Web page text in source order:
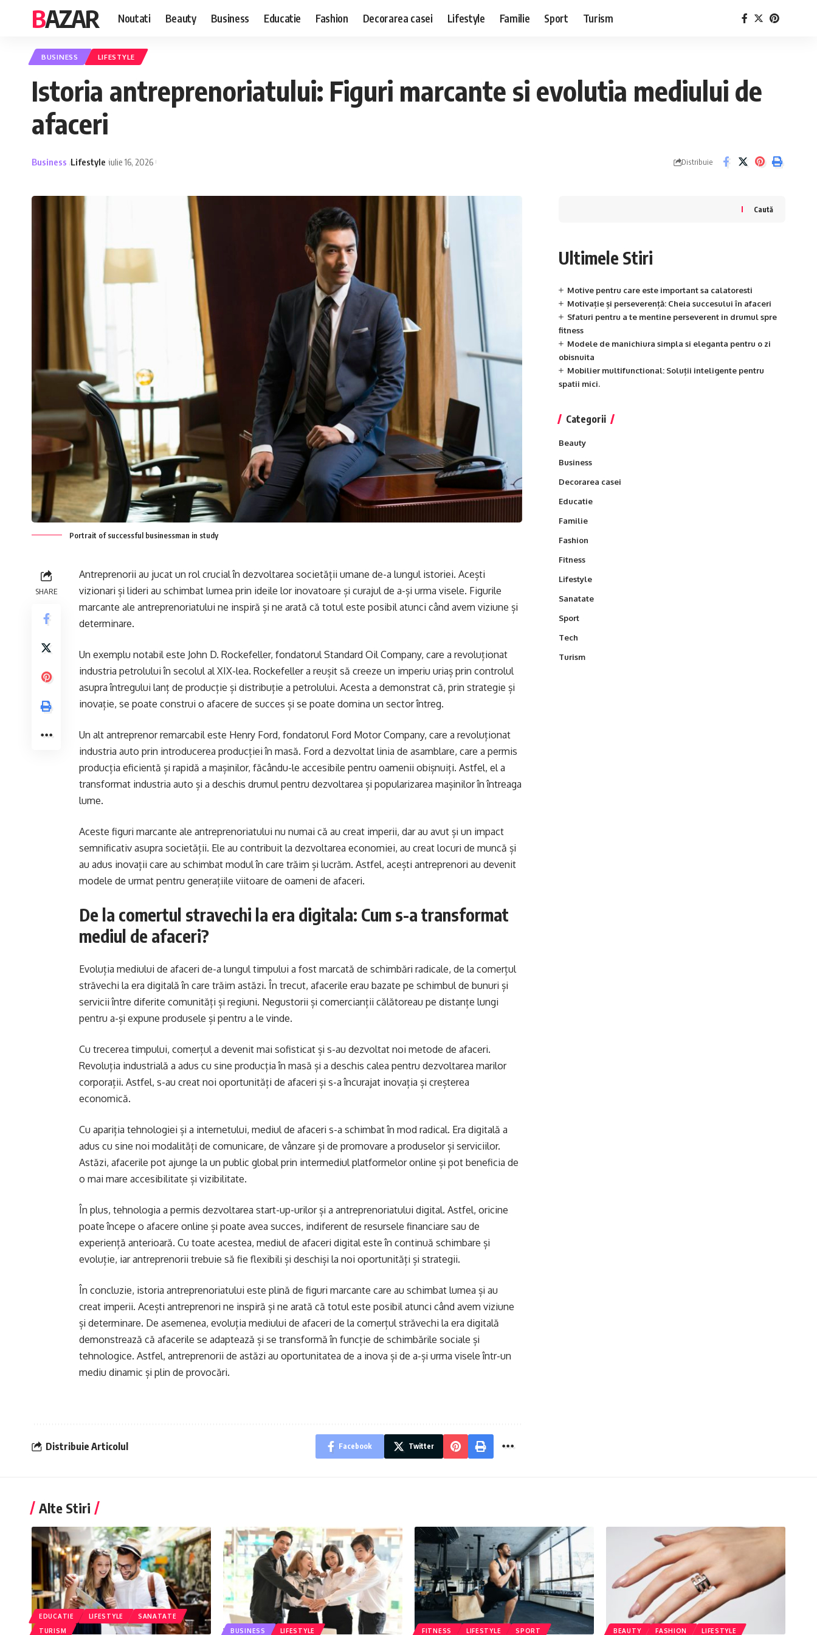
BAZAR Noutati Beauty Business Educatie Fashion Decorarea casei Lifestyle Familie Sport Turism
BUSINESS LIFESTYLE
Istoria antreprenoriatului: Figuri marcante si evolutia mediului de
afaceri
Business Lifestyle iulie 16, 2026 Distribuie
Portrait of successful businessman in study
SHARE
Antreprenorii au jucat un rol crucial în dezvoltarea societății umane de-a lungul istoriei. Acești
vizionari și lideri au schimbat lumea prin ideile lor inovatoare și curajul de a-și urma visele. Figurile
marcante ale antreprenoriatului ne inspiră și ne arată că totul este posibil atunci când avem viziune și
determinare.
Un exemplu notabil este John D. Rockefeller, fondatorul Standard Oil Company, care a revoluționat
industria petrolului în secolul al XIX-lea. Rockefeller a reușit să creeze un imperiu uriaș prin controlul
asupra întregului lanț de producție și distribuție a petrolului. Acesta a demonstrat că, prin strategie și
inovație, se poate construi o afacere de succes și se poate domina un sector întreg.
Un alt antreprenor remarcabil este Henry Ford, fondatorul Ford Motor Company, care a revoluționat
industria auto prin introducerea producției în masă. Ford a dezvoltat linia de asamblare, care a permis
producția eficientă și rapidă a mașinilor, făcându-le accesibile pentru oamenii obișnuiți. Astfel, el a
transformat industria auto și a deschis drumul pentru dezvoltarea și popularizarea mașinilor în întreaga
lume.
Aceste figuri marcante ale antreprenoriatului nu numai că au creat imperii, dar au avut și un impact
semnificativ asupra societății. Ele au contribuit la dezvoltarea economiei, au creat locuri de muncă și
au adus inovații care au schimbat modul în care trăim și lucrăm. Astfel, acești antreprenori au devenit
modele de urmat pentru generațiile viitoare de oameni de afaceri.
De la comertul stravechi la era digitala: Cum s-a transformat
mediul de afaceri?
Evoluția mediului de afaceri de-a lungul timpului a fost marcată de schimbări radicale, de la comerțul
străvechi la era digitală în care trăim astăzi. În trecut, afacerile erau bazate pe schimbul de bunuri și
servicii între diferite comunități și regiuni. Negustorii și comercianții călătoreau pe distanțe lungi
pentru a-și expune produsele și pentru a le vinde.
Cu trecerea timpului, comerțul a devenit mai sofisticat și s-au dezvoltat noi metode de afaceri.
Revoluția industrială a adus cu sine producția în masă și a deschis calea pentru dezvoltarea marilor
corporații. Astfel, s-au creat noi oportunități de afaceri și s-a încurajat inovația și creșterea
economică.
Cu apariția tehnologiei și a internetului, mediul de afaceri s-a schimbat în mod radical. Era digitală a
adus cu sine noi modalități de comunicare, de vânzare și de promovare a produselor și serviciilor.
Astăzi, afacerile pot ajunge la un public global prin intermediul platformelor online și pot beneficia de
o mai mare accesibilitate și vizibilitate.
În plus, tehnologia a permis dezvoltarea start-up-urilor și a antreprenoriatului digital. Astfel, oricine
poate începe o afacere online și poate avea succes, indiferent de resursele financiare sau de
experiență anterioară. Cu toate acestea, mediul de afaceri digital este în continuă schimbare și
evoluție, iar antreprenorii trebuie să fie flexibili și deschiși la noi oportunități și strategii.
În concluzie, istoria antreprenoriatului este plină de figuri marcante care au schimbat lumea și au
creat imperii. Acești antreprenori ne inspiră și ne arată că totul este posibil atunci când avem viziune
și determinare. De asemenea, evoluția mediului de afaceri de la comerțul străvechi la era digitală
demonstrează că afacerile se adaptează și se transformă în funcție de schimbările sociale și
tehnologice. Astfel, antreprenorii de astăzi au oportunitatea de a inova și de a-și urma visele într-un
mediu dinamic și plin de provocări.
Distribuie Articolul Facebook Twitter
Caută
Ultimele Stiri
Motive pentru care este important sa calatoresti
Motivație și perseverență: Cheia succesului în afaceri
Sfaturi pentru a te mentine perseverent in drumul spre
fitness
Modele de manichiura simpla si eleganta pentru o zi
obisnuita
Mobilier multifunctional: Soluții inteligente pentru
spatii mici.
Categorii
Beauty
Business
Decorarea casei
Educatie
Familie
Fashion
Fitness
Lifestyle
Sanatate
Sport
Tech
Turism
Alte Stiri
EDUCATIE LIFESTYLE
SANATATE
TURISM
BUSINESS LIFESTYLE FITNESS LIFESTYLE SPORT BEAUTY FASHION LIFESTYLE